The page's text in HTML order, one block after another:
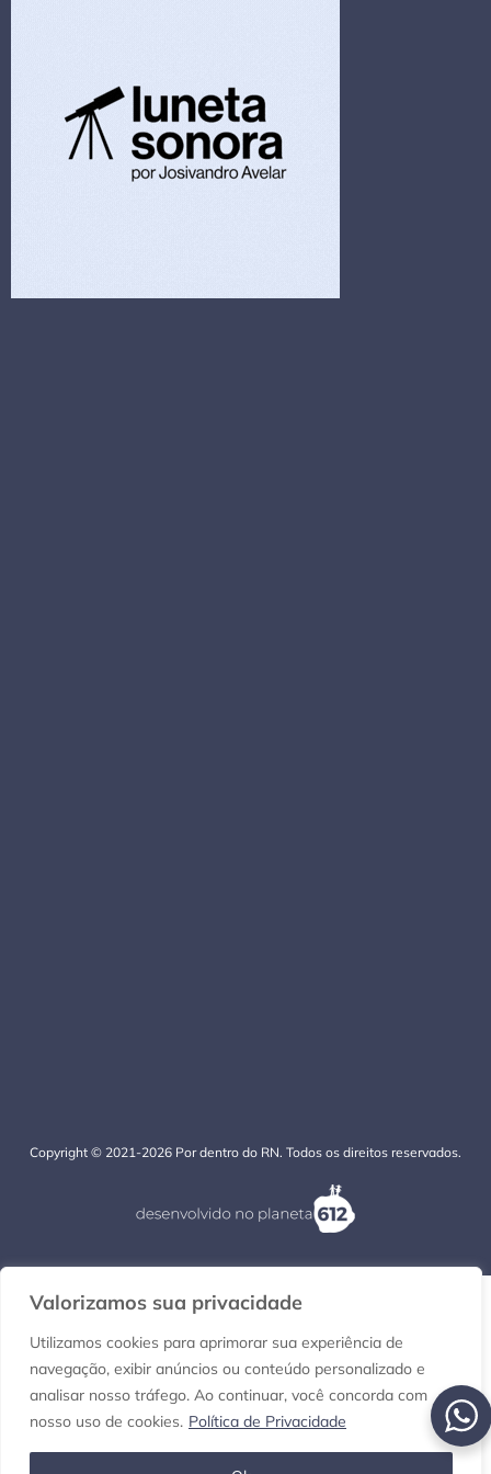
Valorizamos sua privacidade
Utilizamos cookies para aprimorar sua experiência de
navegação, exibir anúncios ou conteúdo personalizado e
analisar nosso tráfego. Ao continuar, você concorda com
nosso uso de cookies. Política de Privacidade
Copyright © 2021-2026 Por dentro do RN. Todos os direitos reservados.